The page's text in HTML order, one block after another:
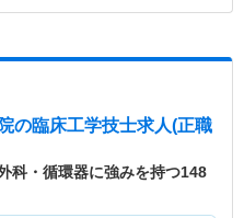
の臨床工学技士求人(正職
科・循環器に強みを持つ148